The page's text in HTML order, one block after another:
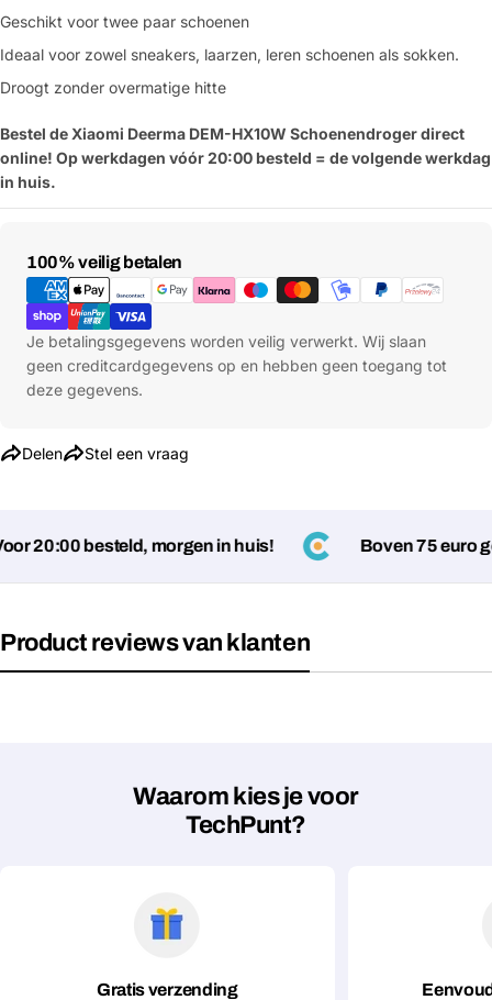
Geschikt voor twee paar schoenen
Ideaal voor zowel sneakers, laarzen, leren schoenen als sokken.
Droogt zonder overmatige hitte
Bestel de Xiaomi Deerma DEM-HX10W Schoenendroger direct
online! Op werkdagen vóór 20:00 besteld = de volgende werkdag
in huis.
100% veilig betalen
Betaalmethoden
Je betalingsgegevens worden veilig verwerkt. Wij slaan
geen creditcardgegevens op en hebben geen toegang tot
deze gegevens.
Delen
Deel dit product
Delen
Stel een vraag
Jouw
naam
Jouw
email
Jouw
Jouw
20:00 besteld, morgen in huis! Boven 75 euro
Product reviews van klanten
Waarom kies je voor
TechPunt?
Gratis verzending